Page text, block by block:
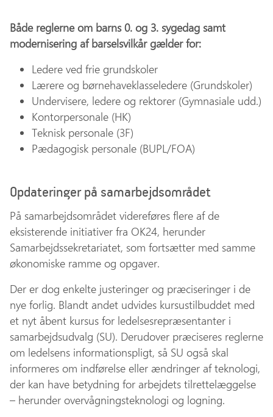
Både reglerne om barns 0. og 3. sygedag samt
modernisering af barselsvilkår gælder for:
Ledere ved frie grundskoler
Lærere og børnehaveklasseledere (Grundskoler)
Undervisere, ledere og rektorer (Gymnasiale udd.)
Kontorpersonale (HK)
Teknisk personale (3F)
Pædagogisk personale (BUPL/FOA)
Opdateringer på samarbejdsområdet
På samarbejdsområdet videreføres flere af de
eksisterende initiativer fra OK24, herunder
Samarbejdssekretariatet, som fortsætter med samme
økonomiske ramme og opgaver.
Der er dog enkelte justeringer og præciseringer i de
nye forlig. Blandt andet udvides kursustilbuddet med
et nyt åbent kursus for ledelsesrepræsentanter i
samarbejdsudvalg (SU). Derudover præciseres reglerne
om ledelsens informationspligt, så SU også skal
informeres om indførelse eller ændringer af teknologi,
der kan have betydning for arbejdets tilrettelæggelse
– herunder overvågningsteknologi og logning.